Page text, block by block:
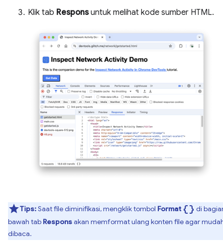
Klik tab Responsuntuk melihat kode sumber HTML.
Tips:Saat file diminifikasi, mengklik tombol Format data_object di
bawah tab Responsakan memformat ulang konten file agar
dibaca.